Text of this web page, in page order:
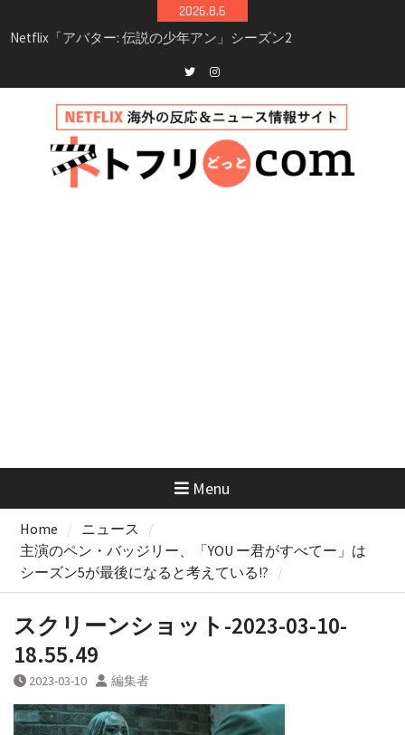
to
2026.8.6
Netflix映画「ボイスメールで恋をして」キャス
イッチ主演ロマコメ
新決定！2027年撮影開始へ
兄弟大騒動のコメディ映画「リトル・ブラザ
ー」がNetflixで配信！─キャスト・あらすじ・
見どころまとめ
Twitterinstagram
Menu
Home
ニュース
主演のペン・バッジリー、「YOU ー君がすべてー」は
シーズン5が最後になると考えている!?
スクリーンショット-2023-03-10-
18.55.49
2023-03-10 編集者